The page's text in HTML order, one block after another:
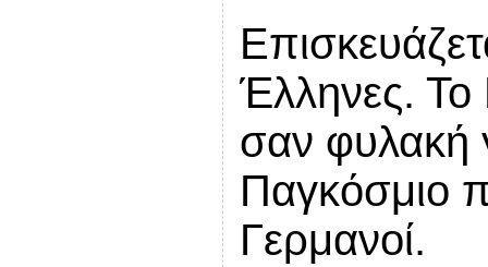
Έλληνες. Το
σαν φυλακή
Παγκόσμιο
Γερμανοί.